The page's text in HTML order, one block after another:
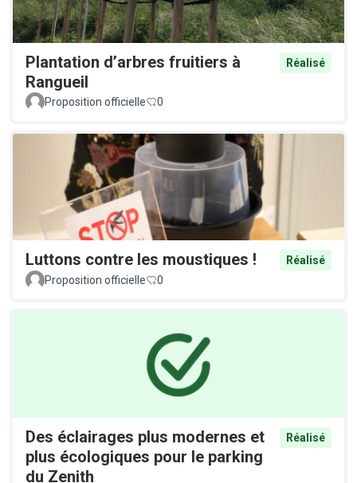
Plantation d’arbres fruitiers à
Rangueil
Réalisé
Proposition officielle 0
Luttons contre les moustiques !
Réalisé
Proposition officielle
0
Des éclairages plus modernes et
plus écologiques pour le parking
du Zenith
Réalisé